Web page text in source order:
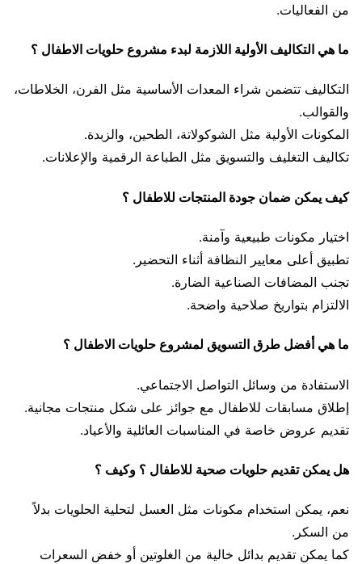
من الفعاليات.
ما هي التكاليف الأولية اللازمة لبدء مشروع حلويات الاطفال ؟
التكاليف تتضمن شراء المعدات الأساسية مثل الفرن، الخلاطات،
والقوالب.
المكونات الأولية مثل الشوكولاتة، الطحين، والزبدة.
تكاليف التغليف والتسويق مثل الطباعة الرقمية والإعلانات.
كيف يمكن ضمان جودة المنتجات للاطفال ؟
اختيار مكونات طبيعية وآمنة.
تطبيق أعلى معايير النظافة أثناء التحضير.
تجنب المضافات الصناعية الضارة.
الالتزام بتواريخ صلاحية واضحة.
ما هي أفضل طرق التسويق لمشروع حلويات الاطفال ؟
الاستفادة من وسائل التواصل الاجتماعي.
إطلاق مسابقات للاطفال مع جوائز على شكل منتجات مجانية.
تقديم عروض خاصة في المناسبات العائلية والأعياد.
هل يمكن تقديم حلويات صحية للاطفال ؟ وكيف ؟
نعم، يمكن استخدام مكونات مثل العسل لتحلية الحلويات بدلاً
من السكر.
كما يمكن تقديم بدائل خالية من الغلوتين أو خفض السعرات